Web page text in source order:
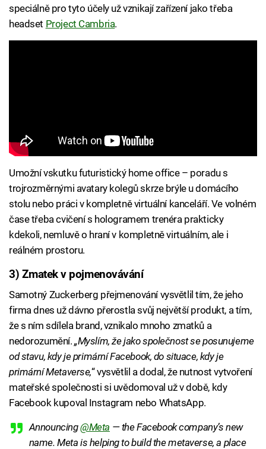
speciálně pro tyto účely už vznikají zařízení jako třeba
headset Project Cambria.
Umožní vskutku futuristický home office – poradu s
trojrozměrnými avatary kolegů skrze brýle u domácího
stolu nebo práci v kompletně virtuální kanceláří. Ve volném
čase třeba cvičení s hologramem trenéra prakticky
kdekoli, nemluvě o hraní v kompletně virtuálním, ale i
reálném prostoru.
3) Zmatek v pojmenovávání
Samotný Zuckerberg přejmenování vysvětlil tím, že jeho
firma dnes už dávno přerostla svůj největší produkt, a tím,
že s ním sdílela brand, vznikalo mnoho zmatků a
nedorozumění.„Myslím, že jako společnost se posunujeme
od stavu, kdy je primární Facebook, do situace, kdy je
primární Metaverse,“ vysvětlil a dodal, že nutnost vytvoření
mateřské společnosti si uvědomoval už v době, kdy
Facebook kupoval Instagram nebo WhatsApp.
Announcing@Meta — the Facebook company’s new
name. Meta is helping to build the metaverse, a place